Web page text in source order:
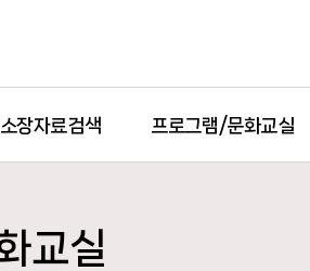
소장자료검색 프로그램/문화교실
교실